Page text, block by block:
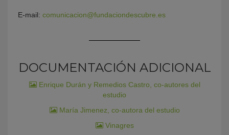
E-mail: comunicacion@fundaciondescubre.es
DOCUMENTACIÓN ADICIONAL
Enrique Durán y Remedios Castro, co-autores del
estudio
María Jimenez, co-autora del estudio
Vinagres